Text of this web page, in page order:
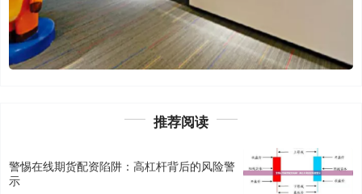
推荐阅读
警惕在线期货配资陷阱：高杠杆背后的风险警
示